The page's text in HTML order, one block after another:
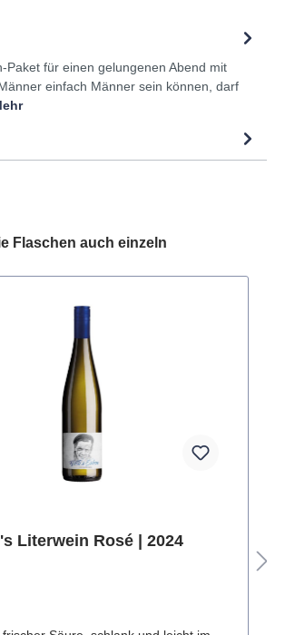
Paket für einen gelungenen Abend mit
einfach Männer sein können, darf
Flaschen auch einzeln
Literwein Rosé | 2024